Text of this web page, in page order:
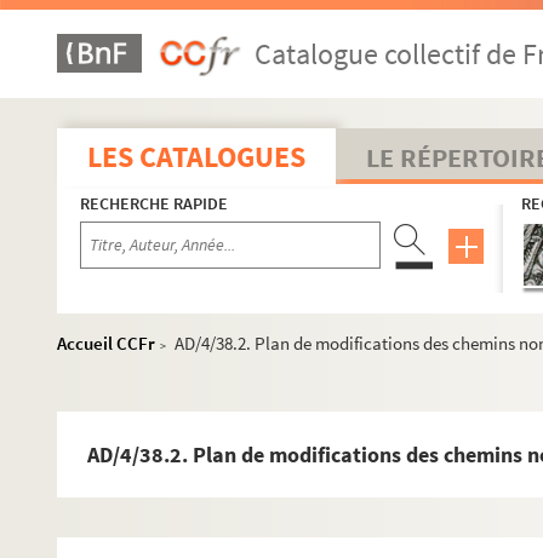
Catalogue collectif de
LES CATALOGUES LE
RECHERCHE RAPIDE
Accueil CCFr > AD/4/38.2. Plan de modifications des chemins
AD/4/38.2. Plan de modifications des chemins